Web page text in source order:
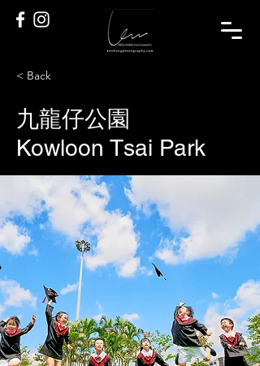
< Back
九龍仔公園
Kowloon Tsai Park